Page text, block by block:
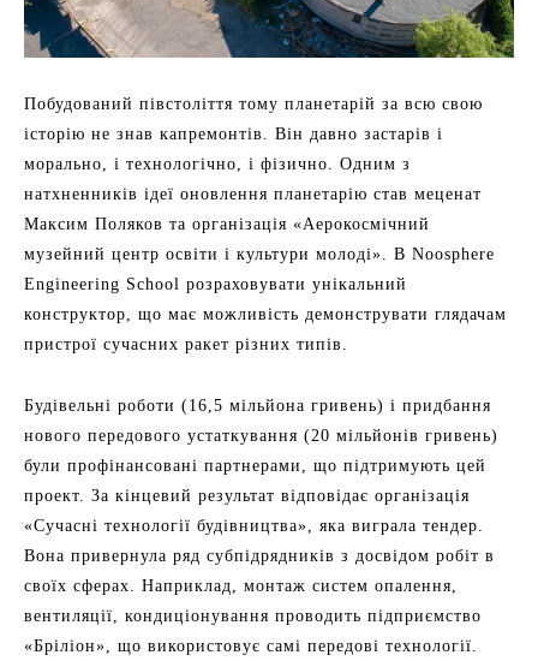
Побудований півстоліття тому планетарій за всю свою
історію не знав капремонтів. Він давно застарів і
морально, і технологічно, і фізично. Одним з
натхненників ідеї оновлення планетарію став меценат
Максим Поляков та організація «Аерокосмічний
музейний центр освіти і культури молоді». В Noosphere
Engineering School розраховувати унікальний
конструктор, що має можливість демонструвати глядачам
пристрої сучасних ракет різних типів.
Будівельні роботи (16,5 мільйона гривень) і придбання
нового передового устаткування (20 мільйонів гривень)
були профінансовані партнерами, що підтримують цей
проект. За кінцевий результат відповідає організація
«Сучасні технології будівництва», яка виграла тендер.
Вона привернула ряд субпідрядників з досвідом робіт в
своїх сферах. Наприклад, монтаж систем опалення,
вентиляції, кондиціонування проводить підприємство
«Бріліон», що використовує самі передові технології.